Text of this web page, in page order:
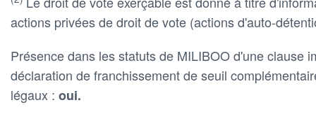
actions privées de droit de vote (actions d'auto-
Présence dans les statuts de MILIBOO d'une clause
déclaration de franchissement de seuil
légaux : oui.